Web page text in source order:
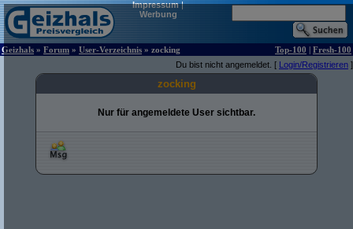
Impressum|
Werbung
Geizhals » Forum » User-Verzeichnis » zocking Top-100 | Fresh-100
Du bist nicht angemeldet. [ Login/Registrieren ]
zocking
Nur für angemeldete User sichtbar.